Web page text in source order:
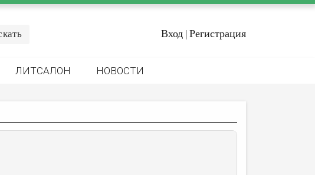
Вход | Регистрация
ЛИТСАЛОН НОВОСТИ